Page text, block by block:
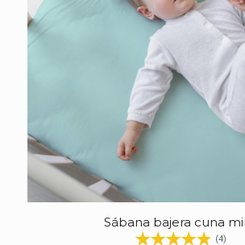
4.90
Sábana bajera cuna
(4)